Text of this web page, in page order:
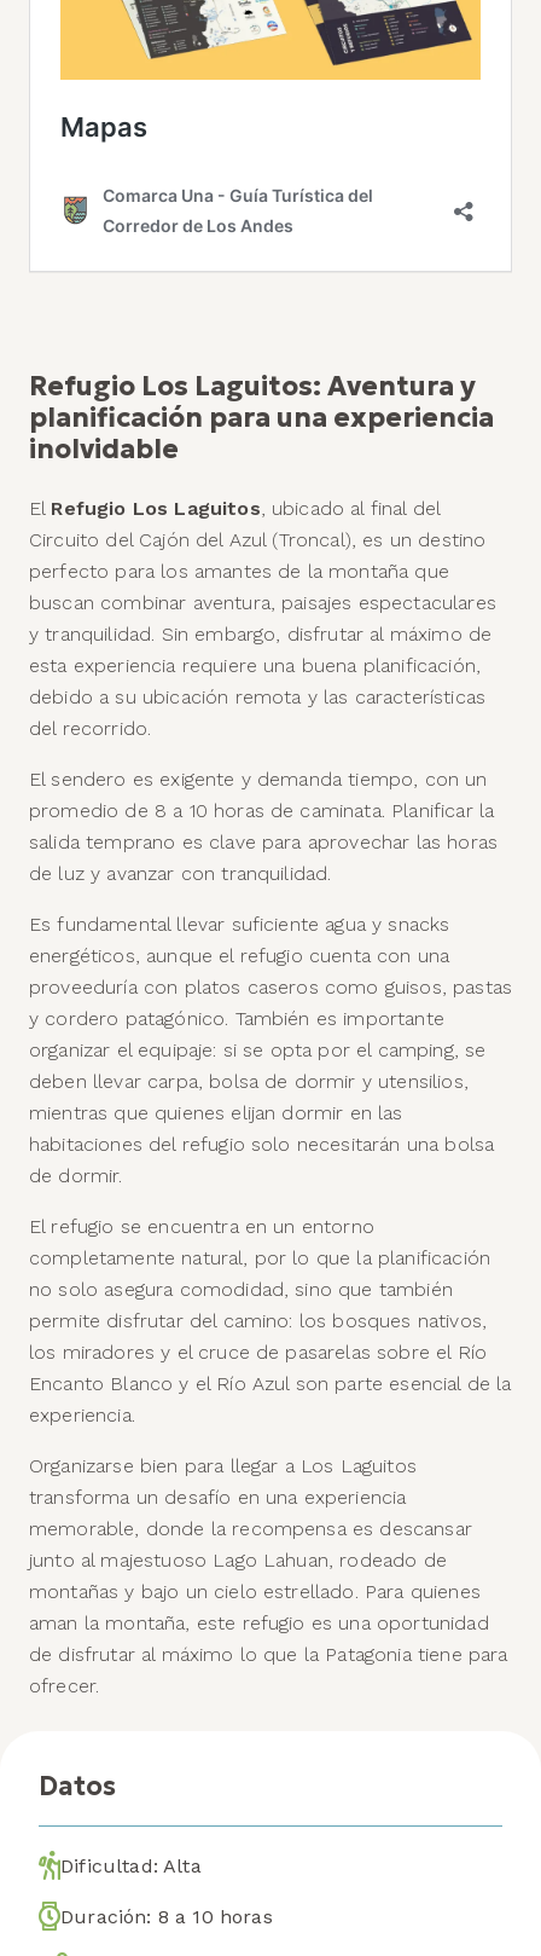
Refugio Los Laguitos: Aventura y
planificación para una experiencia
inolvidable
El Refugio Los Laguitos, ubicado al final del
Circuito del Cajón del Azul (Troncal), es un destino
perfecto para los amantes de la montaña que
buscan combinar aventura, paisajes espectaculares
y tranquilidad. Sin embargo, disfrutar al máximo de
esta experiencia requiere una buena planificación,
debido a su ubicación remota y las características
del recorrido.
El sendero es exigente y demanda tiempo, con un
promedio de 8 a 10 horas de caminata. Planificar la
salida temprano es clave para aprovechar las horas
de luz y avanzar con tranquilidad.
Es fundamental llevar suficiente agua y snacks
energéticos, aunque el refugio cuenta con una
proveeduría con platos caseros como guisos, pastas
y cordero patagónico. También es importante
organizar el equipaje: si se opta por el camping, se
deben llevar carpa, bolsa de dormir y utensilios,
mientras que quienes elijan dormir en las
habitaciones del refugio solo necesitarán una bolsa
de dormir.
El refugio se encuentra en un entorno
completamente natural, por lo que la planificación
no solo asegura comodidad, sino que también
permite disfrutar del camino: los bosques nativos,
los miradores y el cruce de pasarelas sobre el Río
Encanto Blanco y el Río Azul son parte esencial de la
experiencia.
Organizarse bien para llegar a Los Laguitos
transforma un desafío en una experiencia
memorable, donde la recompensa es descansar
junto al majestuoso Lago Lahuan, rodeado de
montañas y bajo un cielo estrellado. Para quienes
aman la montaña, este refugio es una oportunidad
de disfrutar al máximo lo que la Patagonia tiene para
ofrecer.
Datos
Dificultad: Alta
Duración: 8 a 10 horas